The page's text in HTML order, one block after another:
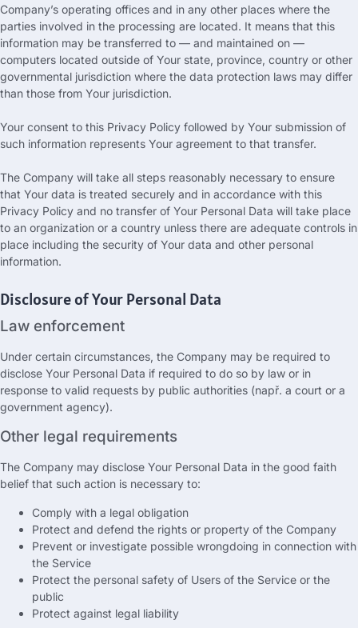
Company’s operating offices and in any other places where the
parties involved in the processing are located. It means that this
information may be transferred to — and maintained on —
computers located outside of Your state, province, country or other
governmental jurisdiction where the data protection laws may differ
than those from Your jurisdiction.
Your consent to this Privacy Policy followed by Your submission of
such information represents Your agreement to that transfer.
The Company will take all steps reasonably necessary to ensure
that Your data is treated securely and in accordance with this
Privacy Policy and no transfer of Your Personal Data will take place
to an organization or a country unless there are adequate controls in
place including the security of Your data and other personal
information.
Disclosure of Your Personal Data
Law enforcement
Under certain circumstances, the Company may be required to
disclose Your Personal Data if required to do so by law or in
response to valid requests by public authorities (např. a court or a
government agency).
Other legal requirements
The Company may disclose Your Personal Data in the good faith
belief that such action is necessary to:
Comply with a legal obligation
Protect and defend the rights or property of the Company
Prevent or investigate possible wrongdoing in connection with
the Service
Protect the personal safety of Users of the Service or the
public
Protect against legal liability